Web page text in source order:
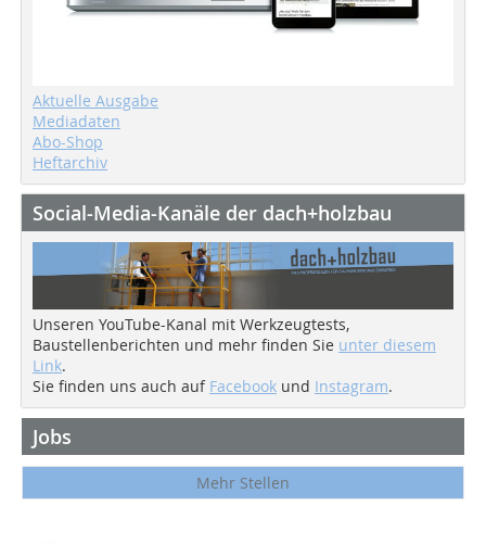
Aktuelle Ausgabe
Mediadaten
Abo-Shop
Heftarchiv
Social-Media-Kanäle der dach+holzbau
Unseren YouTube-Kanal mit Werkzeugtests,
Baustellenberichten und mehr finden Sie unter diesem
Link.
Sie finden uns auch auf Facebook und Instagram.
Jobs
Mehr Stellen